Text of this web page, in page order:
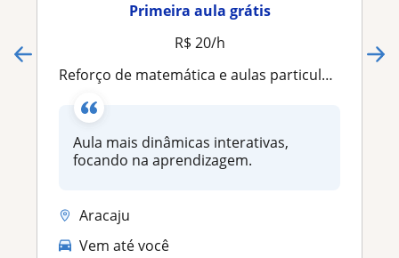
Primeira aula grátis
R$ 20/h
Reforço de matemática e aulas particulares
Aula mais dinâmicas interativas,
focando na aprendizagem.
Aracaju
Vem até você